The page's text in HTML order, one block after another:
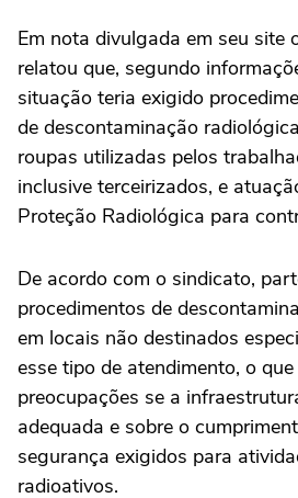
Em nota divulgada em seu site
relatou que, segundo
situação teria exigido
de descontaminação
roupas utilizadas pelos
inclusive terceirizados, e
Proteção Radiológica para
De acordo com o sindicato,
procedimentos de
em locais não destinados
esse tipo de atendimento, o
preocupações se a
adequada e sobre o
segurança exigidos para
radioativos.